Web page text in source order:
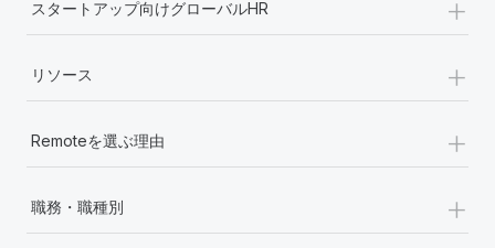
スタートアップ向けグローバルHR
リソース +
Remoteを選ぶ理由 +
職務・職種別 +